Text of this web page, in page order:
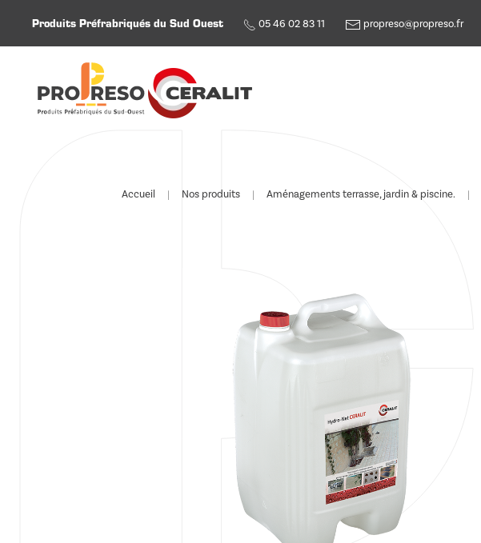
Produits Préfrabriqués du Sud Ouest 05 46 02 83 11 propreso@propreso.fr
Accueil Nos produits Aménagements terrasse, jardin & piscine.